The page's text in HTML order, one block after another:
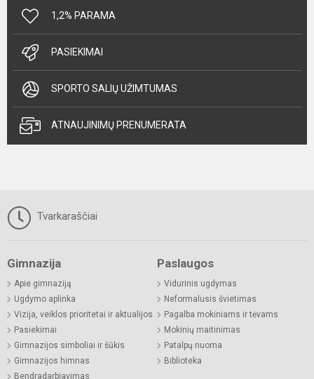
1,2% PARAMA
PASIEKIMAI
SPORTO SALIŲ UŽIMTUMAS
ATNAUJINIMŲ PRENUMERATA
Tvarkaraščiai
Gimnazija
Apie gimnaziją
Ugdymo aplinka
Vizija, veiklos prioritetai ir aktualijos
Pasiekimai
Gimnazijos simboliai ir šūkis
Gimnazijos himnas
Bendradarbiavimas
Paslaugos
Vidurinis ugdymas
Neformalusis švietimas
Pagalba mokiniams ir tėvams
Mokinių maitinimas
Patalpų nuoma
Biblioteka